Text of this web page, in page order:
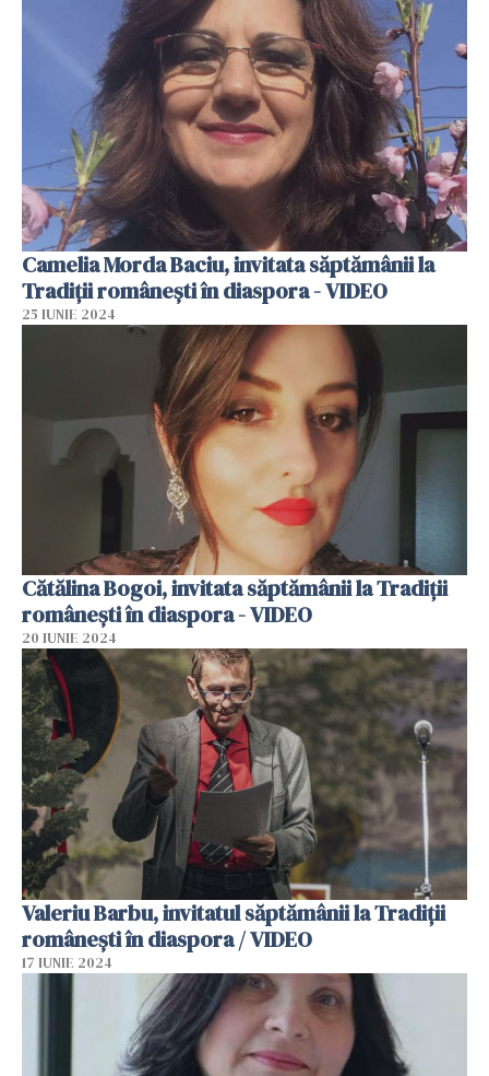
Camelia Morda Baciu, invitata săptămânii la
Tradiții românești în diaspora - VIDEO
25 IUNIE 2024
Cătălina Bogoi, invitata săptămânii la Tradiții
românești în diaspora - VIDEO
20 IUNIE 2024
Valeriu Barbu, invitatul săptămânii la Tradiții
românești în diaspora / VIDEO
17 IUNIE 2024